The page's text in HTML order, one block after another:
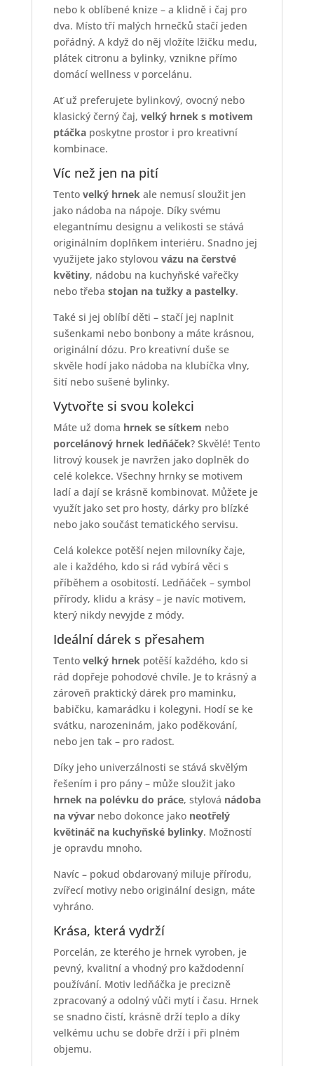
nebo k oblíbené knize – a klidně i čaj pro
dva. Místo tří malých hrnečků stačí jeden
pořádný. A když do něj vložíte lžičku medu,
plátek citronu a bylinky, vznikne přímo
domácí wellness v porcelánu.
Ať už preferujete bylinkový, ovocný nebo
klasický černý čaj, velký hrnek s motivem
ptáčkaposkytne prostor i pro kreativní
kombinace.
Víc než jen na pití
Tento velký hrnekale nemusí sloužit jen
jako nádoba na nápoje. Díky svému
elegantnímu designu a velikosti se stává
originálním doplňkem interiéru. Snadno jej
využijete jako stylovou vázu na čerstvé
květiny, nádobu na kuchyňské vařečky
nebo třeba stojan na tužky a pastelky.
Také si jej oblíbí děti – stačí jej naplnit
sušenkami nebo bonbony a máte krásnou,
originální dózu. Pro kreativní duše se
skvěle hodí jako nádoba na klubíčka vlny,
šití nebo sušené bylinky.
Vytvořte si svou kolekci
Máte už doma hrnek se sítkem nebo
porcelánový hrnek ledňáček? Skvělé! Tento
litrový kousek je navržen jako doplněk do
celé kolekce. Všechny hrnky se motivem
ladí a dají se krásně kombinovat. Můžete je
využít jako set pro hosty, dárky pro blízké
nebo jako součást tematického servisu.
Celá kolekce potěší nejen milovníky čaje,
ale i každého, kdo si rád vybírá věci s
příběhem a osobitostí. Ledňáček – symbol
přírody, klidu a krásy – je navíc motivem,
který nikdy nevyjde z módy.
Ideální dárek s přesahem
Tento velký hrnekpotěší každého, kdo si
rád dopřeje pohodové chvíle. Je to krásný a
zároveň praktický dárek pro maminku,
babičku, kamarádku i kolegyni. Hodí se ke
svátku, narozeninám, jako poděkování,
nebo jen tak – pro radost.
Díky jeho univerzálnosti se stává skvělým
řešením i pro pány – může sloužit jako
hrnek na polévku do práce, stylová nádoba
na vývarnebo dokonce jako neotřelý
květináč na kuchyňské bylinky. Možností
je opravdu mnoho.
Navíc – pokud obdarovaný miluje přírodu,
zvířecí motivy nebo originální design, máte
vyhráno.
Krása, která vydrží
Porcelán, ze kterého je hrnek vyroben, je
pevný, kvalitní a vhodný pro každodenní
používání. Motiv ledňáčka je precizně
zpracovaný a odolný vůči mytí i času. Hrnek
se snadno čistí, krásně drží teplo a díky
velkému uchu se dobře drží i při plném
objemu.